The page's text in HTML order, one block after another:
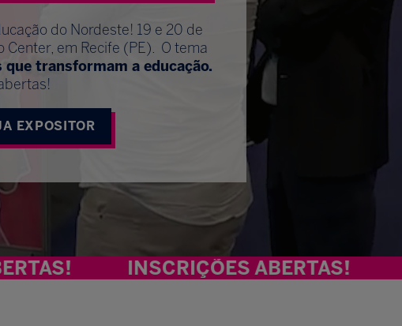
do Nordeste! 19 e 20 de
em Recife (PE). O tema
transformam a educação.
EXPOSITOR
INSCRIÇÕES ABERTAS!